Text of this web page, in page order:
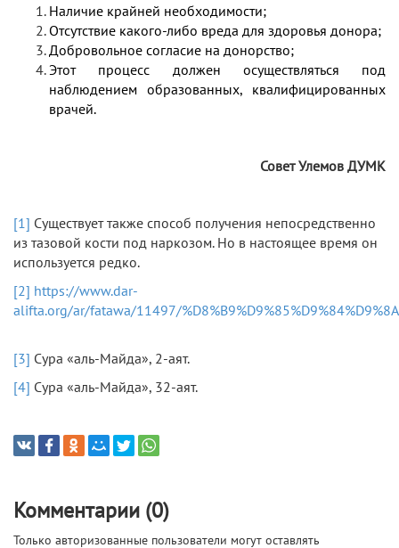
Наличие крайней необходимости;
Отсутствие какого-либо вреда для здоровья донора;
Добровольное согласие на донорство;
Этот процесс должен осуществляться под
наблюдением образованных, квалифицированных
врачей.
Совет Улемов ДУМК
[1] Существует также способ получения непосредственно
из тазовой кости под наркозом. Но в настоящее время он
используется редко.
[2] https://www.dar-
alifta.org/ar/fatawa/11497/
[3] Сура «аль-Майда», 2-аят.
[4] Сура «аль-Майда», 32-аят.
Комментарии (0)
Только авторизованные пользователи могут оставлять